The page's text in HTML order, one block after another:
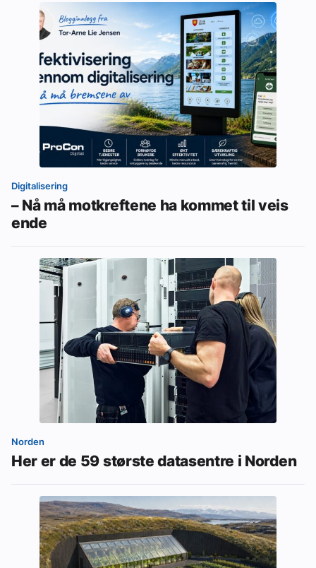
Digitalisering
– Nå må motkreftene ha kommet til veis
ende
Norden
Her er de 59 største datasentre i Norden